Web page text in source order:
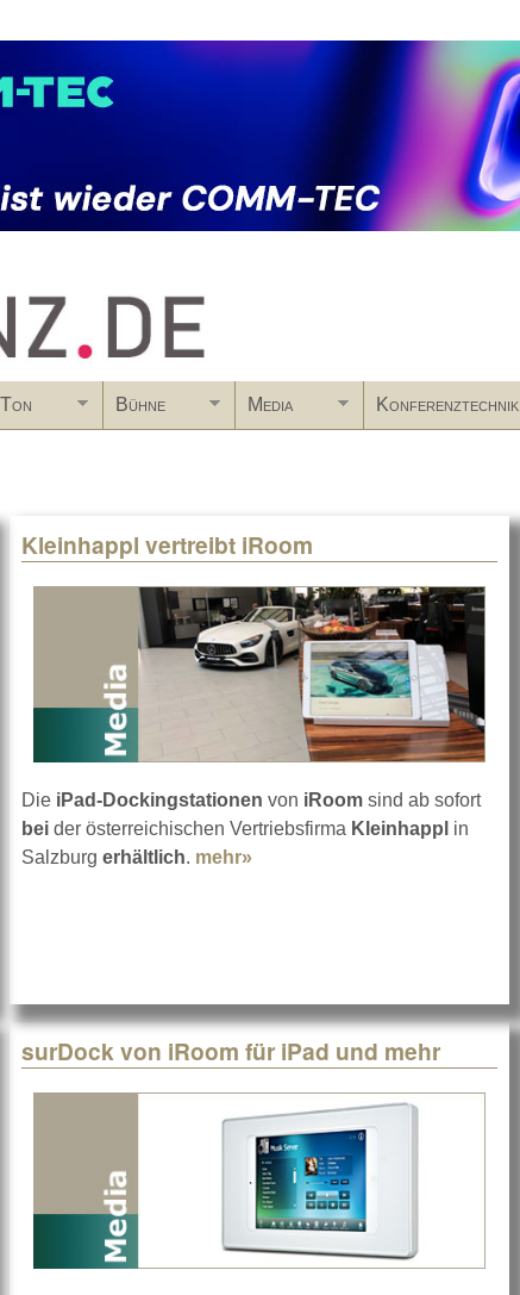
Ton Bühne Media Konferenztechnik
Kleinhappl vertreibt iRoom
Die iPad-Dockingstationen von iRoom sind ab sofort
bei der österreichischen Vertriebsfirma Kleinhappl in
Salzburg erhältlich. mehr»
surDock von iRoom für iPad und mehr